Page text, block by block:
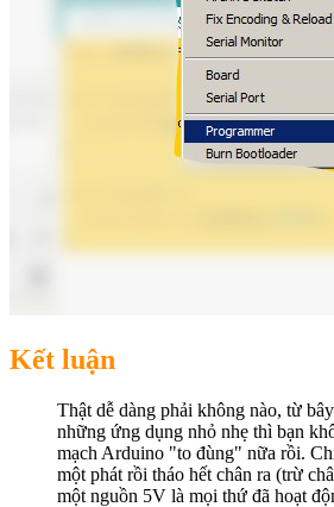
Kết luận
Thật dễ dàng phải không nào, từ
những ứng dụng nhỏ nhẹ thì bạn
mạch Arduino "to đùng" nữa rồi.
một phát rồi tháo hết chân ra (trừ
một nguồn 5V là mọi thứ đã hoạt